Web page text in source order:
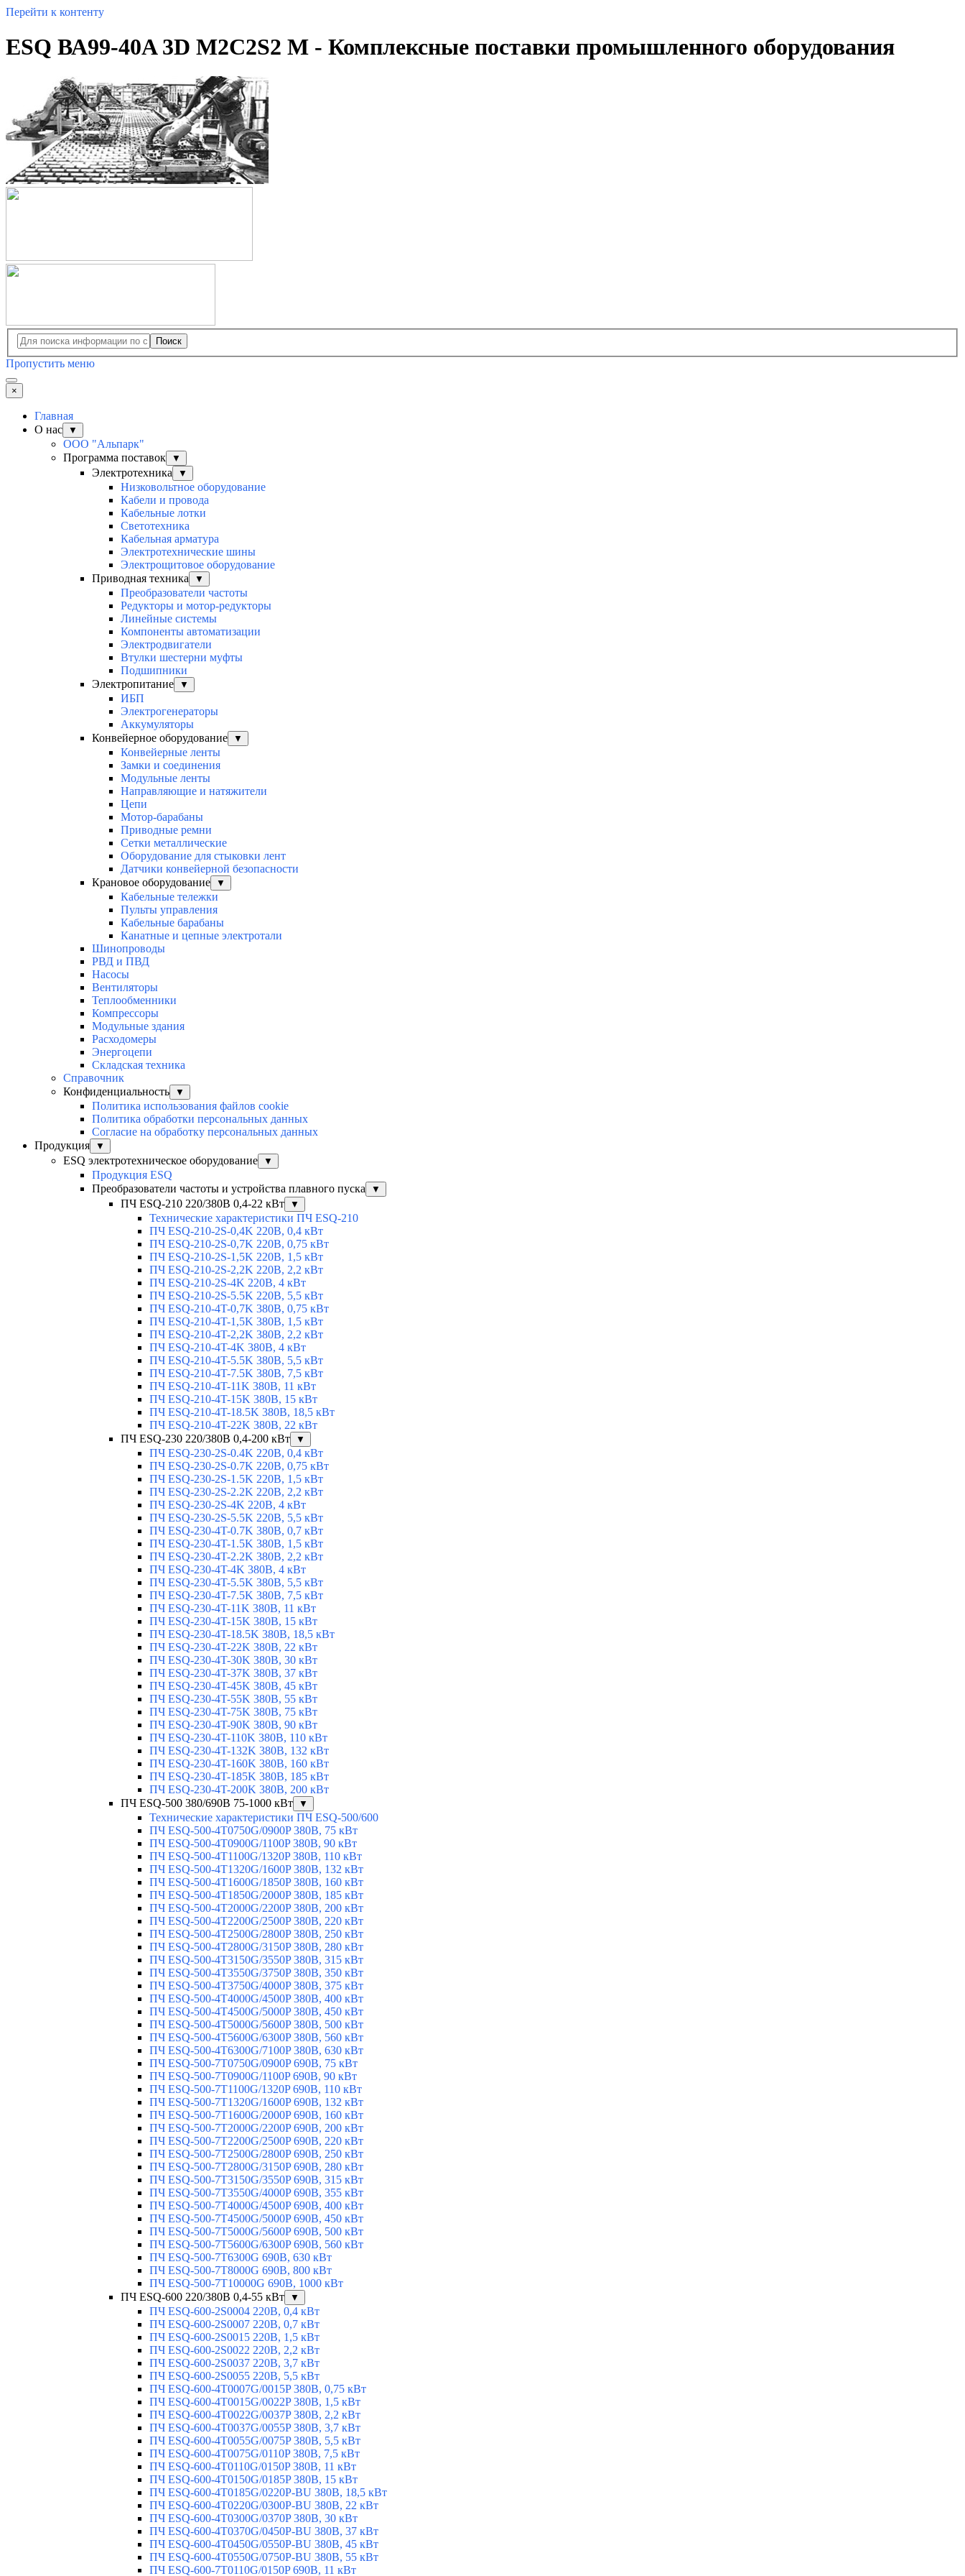
Перейти к контенту
ESQ ВА99-40A 3D M2C2S2 M - Комплексные поставки промышленного оборудования
Поиск
Пропустить меню
×
Главная
О нас
▼
ООО "Альпарк"
Программа поставок
▼
Электротехника ▼
Низковольтное оборудование
Кабели и провода
Кабельные лотки
Светотехника
Кабельная арматура
Электротехнические шины
Электрощитовое оборудование
Приводная техника
▼
Преобразователи частоты
Редукторы и мотор-редукторы
Линейные системы
Компоненты автоматизации
Электродвигатели
Втулки шестерни муфты
Подшипники
Электропитание
▼
ИБП
Электрогенераторы
Аккумуляторы
Конвейерное оборудование
▼
Конвейерные ленты
Замки и соединения
Модульные ленты
Направляющие и натяжители
Цепи
Мотор-барабаны
Приводные ремни
Сетки металлические
Оборудование для стыковки лент
Датчики конвейерной безопасности
Крановое оборудование
▼
Кабельные тележки
Пульты управления
Кабельные барабаны
Канатные и цепные электротали
Шинопроводы
РВД и ПВД
Насосы
Вентиляторы
Теплообменники
Компрессоры
Модульные здания
Расходомеры
Энергоцепи
Складская техника
Справочник
Конфиденциальность
▼
Политика использования файлов cookie
Политика обработки персональных данных
Согласие на обработку персональных данных
Продукция
▼
ESQ электротехническое оборудование ▼
Продукция ESQ
Преобразователи частоты и устройства плавного пуска
▼
ПЧ ESQ-210 220/380В 0,4-22 кВт ▼
Технические характеристики ПЧ ESQ-210
ПЧ ESQ-210-2S-0,4K 220В, 0,4 кВт
ПЧ ESQ-210-2S-0,7K 220В, 0,75 кВт
ПЧ ESQ-210-2S-1,5K 220В, 1,5 кВт
ПЧ ESQ-210-2S-2,2K 220В, 2,2 кВт
ПЧ ESQ-210-2S-4K 220В, 4 кВт
ПЧ ESQ-210-2S-5.5K 220В, 5,5 кВт
ПЧ ESQ-210-4T-0,7K 380В, 0,75 кВт
ПЧ ESQ-210-4T-1,5K 380В, 1,5 кВт
ПЧ ESQ-210-4T-2,2K 380В, 2,2 кВт
ПЧ ESQ-210-4T-4K 380В, 4 кВт
ПЧ ESQ-210-4T-5.5K 380В, 5,5 кВт
ПЧ ESQ-210-4T-7.5K 380В, 7,5 кВт
ПЧ ESQ-210-4T-11K 380В, 11 кВт
ПЧ ESQ-210-4T-15K 380В, 15 кВт
ПЧ ESQ-210-4T-18.5K 380В, 18,5 кВт
ПЧ ESQ-210-4T-22K 380В, 22 кВт
ПЧ ESQ-230 220/380В 0,4-200 кВт
▼
ПЧ ESQ-230-2S-0.4K 220В, 0,4 кВт
ПЧ ESQ-230-2S-0.7K 220В, 0,75 кВт
ПЧ ESQ-230-2S-1.5K 220В, 1,5 кВт
ПЧ ESQ-230-2S-2.2K 220В, 2,2 кВт
ПЧ ESQ-230-2S-4K 220В, 4 кВт
ПЧ ESQ-230-2S-5.5K 220В, 5,5 кВт
ПЧ ESQ-230-4T-0.7K 380В, 0,7 кВт
ПЧ ESQ-230-4T-1.5K 380В, 1,5 кВт
ПЧ ESQ-230-4T-2.2K 380В, 2,2 кВт
ПЧ ESQ-230-4T-4K 380В, 4 кВт
ПЧ ESQ-230-4T-5.5K 380В, 5,5 кВт
ПЧ ESQ-230-4T-7.5K 380В, 7,5 кВт
ПЧ ESQ-230-4T-11K 380В, 11 кВт
ПЧ ESQ-230-4T-15K 380В, 15 кВт
ПЧ ESQ-230-4T-18.5K 380В, 18,5 кВт
ПЧ ESQ-230-4T-22K 380В, 22 кВт
ПЧ ESQ-230-4T-30K 380В, 30 кВт
ПЧ ESQ-230-4T-37K 380В, 37 кВт
ПЧ ESQ-230-4T-45K 380В, 45 кВт
ПЧ ESQ-230-4T-55K 380В, 55 кВт
ПЧ ESQ-230-4T-75K 380В, 75 кВт
ПЧ ESQ-230-4T-90K 380В, 90 кВт
ПЧ ESQ-230-4T-110K 380В, 110 кВт
ПЧ ESQ-230-4T-132K 380В, 132 кВт
ПЧ ESQ-230-4T-160K 380В, 160 кВт
ПЧ ESQ-230-4T-185K 380В, 185 кВт
ПЧ ESQ-230-4T-200K 380В, 200 кВт
ПЧ ESQ-500 380/690В 75-1000 кВт
▼
Технические характеристики ПЧ ESQ-500/600
ПЧ ESQ-500-4T0750G/0900P 380В, 75 кВт
ПЧ ESQ-500-4T0900G/1100P 380В, 90 кВт
ПЧ ESQ-500-4T1100G/1320P 380В, 110 кВт
ПЧ ESQ-500-4T1320G/1600P 380В, 132 кВт
ПЧ ESQ-500-4T1600G/1850P 380В, 160 кВт
ПЧ ESQ-500-4T1850G/2000P 380В, 185 кВт
ПЧ ESQ-500-4T2000G/2200P 380В, 200 кВт
ПЧ ESQ-500-4T2200G/2500P 380В, 220 кВт
ПЧ ESQ-500-4T2500G/2800P 380В, 250 кВт
ПЧ ESQ-500-4T2800G/3150P 380В, 280 кВт
ПЧ ESQ-500-4T3150G/3550P 380В, 315 кВт
ПЧ ESQ-500-4T3550G/3750P 380В, 350 кВт
ПЧ ESQ-500-4T3750G/4000P 380В, 375 кВт
ПЧ ESQ-500-4T4000G/4500P 380В, 400 кВт
ПЧ ESQ-500-4T4500G/5000P 380В, 450 кВт
ПЧ ESQ-500-4T5000G/5600P 380В, 500 кВт
ПЧ ESQ-500-4T5600G/6300P 380В, 560 кВт
ПЧ ESQ-500-4T6300G/7100P 380В, 630 кВт
ПЧ ESQ-500-7T0750G/0900P 690В, 75 кВт
ПЧ ESQ-500-7T0900G/1100P 690В, 90 кВт
ПЧ ESQ-500-7T1100G/1320P 690В, 110 кВт
ПЧ ESQ-500-7T1320G/1600P 690В, 132 кВт
ПЧ ESQ-500-7T1600G/2000P 690В, 160 кВт
ПЧ ESQ-500-7T2000G/2200P 690В, 200 кВт
ПЧ ESQ-500-7T2200G/2500P 690В, 220 кВт
ПЧ ESQ-500-7T2500G/2800P 690В, 250 кВт
ПЧ ESQ-500-7T2800G/3150P 690В, 280 кВт
ПЧ ESQ-500-7T3150G/3550P 690В, 315 кВт
ПЧ ESQ-500-7T3550G/4000P 690В, 355 кВт
ПЧ ESQ-500-7T4000G/4500P 690В, 400 кВт
ПЧ ESQ-500-7T4500G/5000P 690В, 450 кВт
ПЧ ESQ-500-7T5000G/5600P 690В, 500 кВт
ПЧ ESQ-500-7T5600G/6300P 690В, 560 кВт
ПЧ ESQ-500-7T6300G 690В, 630 кВт
ПЧ ESQ-500-7T8000G 690В, 800 кВт
ПЧ ESQ-500-7T10000G 690В, 1000 кВт
ПЧ ESQ-600 220/380В 0,4-55 кВт
▼
ПЧ ESQ-600-2S0004 220В, 0,4 кВт
ПЧ ESQ-600-2S0007 220В, 0,7 кВт
ПЧ ESQ-600-2S0015 220В, 1,5 кВт
ПЧ ESQ-600-2S0022 220В, 2,2 кВт
ПЧ ESQ-600-2S0037 220В, 3,7 кВт
ПЧ ESQ-600-2S0055 220В, 5,5 кВт
ПЧ ESQ-600-4T0007G/0015P 380В, 0,75 кВт
ПЧ ESQ-600-4T0015G/0022P 380В, 1,5 кВт
ПЧ ESQ-600-4T0022G/0037P 380В, 2,2 кВт
ПЧ ESQ-600-4T0037G/0055P 380В, 3,7 кВт
ПЧ ESQ-600-4T0055G/0075P 380В, 5,5 кВт
ПЧ ESQ-600-4T0075G/0110P 380В, 7,5 кВт
ПЧ ESQ-600-4T0110G/0150P 380В, 11 кВт
ПЧ ESQ-600-4T0150G/0185P 380В, 15 кВт
ПЧ ESQ-600-4T0185G/0220P-BU 380В, 18,5 кВт
ПЧ ESQ-600-4T0220G/0300P-BU 380В, 22 кВт
ПЧ ESQ-600-4T0300G/0370P 380В, 30 кВт
ПЧ ESQ-600-4T0370G/0450P-BU 380В, 37 кВт
ПЧ ESQ-600-4T0450G/0550P-BU 380В, 45 кВт
ПЧ ESQ-600-4T0550G/0750P-BU 380В, 55 кВт
ПЧ ESQ-600-7T0110G/0150P 690В, 11 кВт